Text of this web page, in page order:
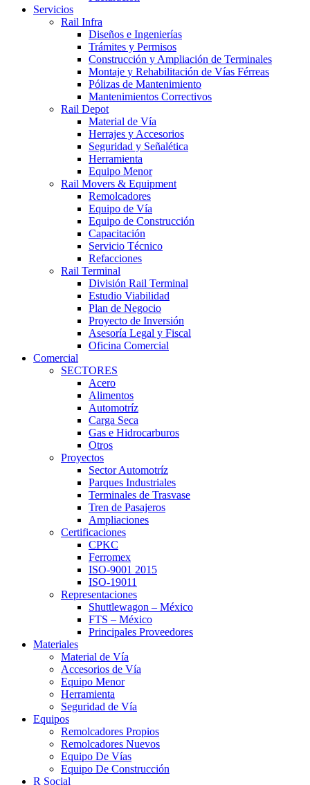
Servicios
Rail Infra
Diseños e Ingenierías
Trámites y Permisos
Construcción y Ampliación de Terminales
Montaje y Rehabilitación de Vías Férreas
Pólizas de Mantenimiento
Mantenimientos Correctivos
Rail Depot
Material de Vía
Herrajes y Accesorios
Seguridad y Señalética
Herramienta
Equipo Menor
Rail Movers & Equipment
Remolcadores
Equipo de Vía
Equipo de Construcción
Capacitación
Servicio Técnico
Refacciones
Rail Terminal
División Rail Terminal
Estudio Viabilidad
Plan de Negocio
Proyecto de Inversión
Asesoría Legal y Fiscal
Oficina Comercial
Comercial
SECTORES
Acero
Alimentos
Automotríz
Carga Seca
Gas e Hidrocarburos
Otros
Proyectos
Sector Automotríz
Parques Industriales
Terminales de Trasvase
Tren de Pasajeros
Ampliaciones
Certificaciones
CPKC
Ferromex
ISO-9001 2015
ISO-19011
Representaciones
Shuttlewagon – México
FTS – México
Principales Proveedores
Materiales
Material de Vía
Accesorios de Vía
Equipo Menor
Herramienta
Seguridad de Vía
Equipos
Remolcadores Propios
Remolcadores Nuevos
Equipo De Vías
Equipo De Construcción
R Social